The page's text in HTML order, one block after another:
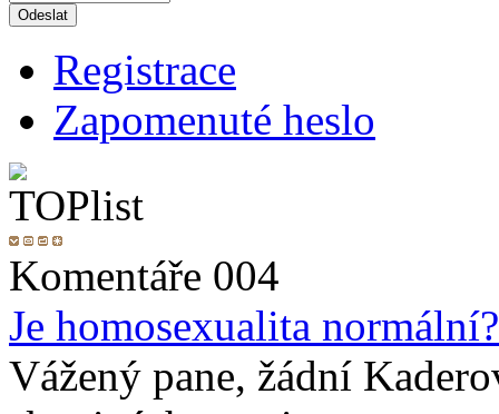
Registrace
Zapomenuté heslo
Komentáře 004
Je homosexualita normální?
Vážený pane, žádní